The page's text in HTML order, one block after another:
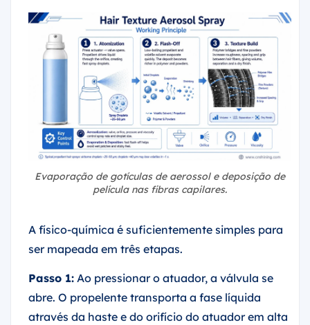
Evaporação de gotículas de aerossol e deposição de
película nas fibras capilares.
A físico-química é suficientemente simples para
ser mapeada em três etapas.
Passo 1: Ao pressionar o atuador, a válvula se
abre. O propelente transporta a fase líquida
através da haste e do orifício do atuador em alta